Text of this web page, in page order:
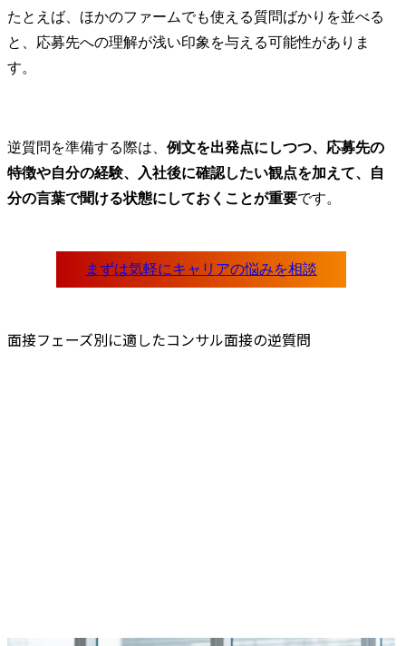
たとえば、ほかのファームでも使える質問ばかりを並べる
と、応募先への理解が浅い印象を与える可能性がありま
す。
逆質問を準備する際は、 例文を出発点にしつつ、応募先の
特徴や自分の経験、入社後に確認したい観点を加えて、自
分の言葉で聞ける状態にしておくことが重要です。
面接フェーズ別に適したコンサル面接の逆質問